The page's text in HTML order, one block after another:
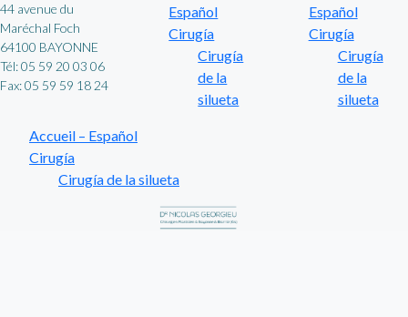
44 avenue du
Maréchal Foch
64100 BAYONNE
Tél: 05 59 20 03 06
Fax: 05 59 59 18 24
Español
Cirugía
Cirugía
de la
silueta
Español
Cirugía
Cirugía
de la
silueta
Accueil – Español
Cirugía
Cirugía de la silueta